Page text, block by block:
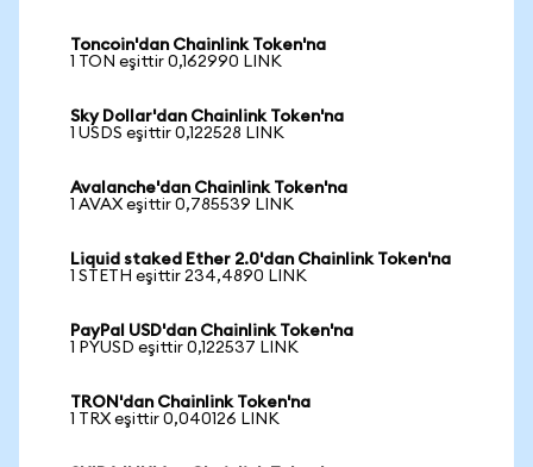
Toncoin'dan Chainlink Token'na
1 TON eşittir 0,162990 LINK
Sky Dollar'dan Chainlink Token'na
1 USDS eşittir 0,122528 LINK
Avalanche'dan Chainlink Token'na
1 AVAX eşittir 0,785539 LINK
Liquid staked Ether 2.0'dan Chainlink Token'na
1 STETH eşittir 234,4890 LINK
PayPal USD'dan Chainlink Token'na
1 PYUSD eşittir 0,122537 LINK
TRON'dan Chainlink Token'na
1 TRX eşittir 0,040126 LINK